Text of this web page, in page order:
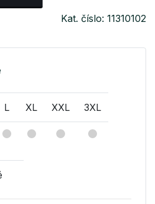
Kat. číslo: 11310102
L XL XXL 3XL